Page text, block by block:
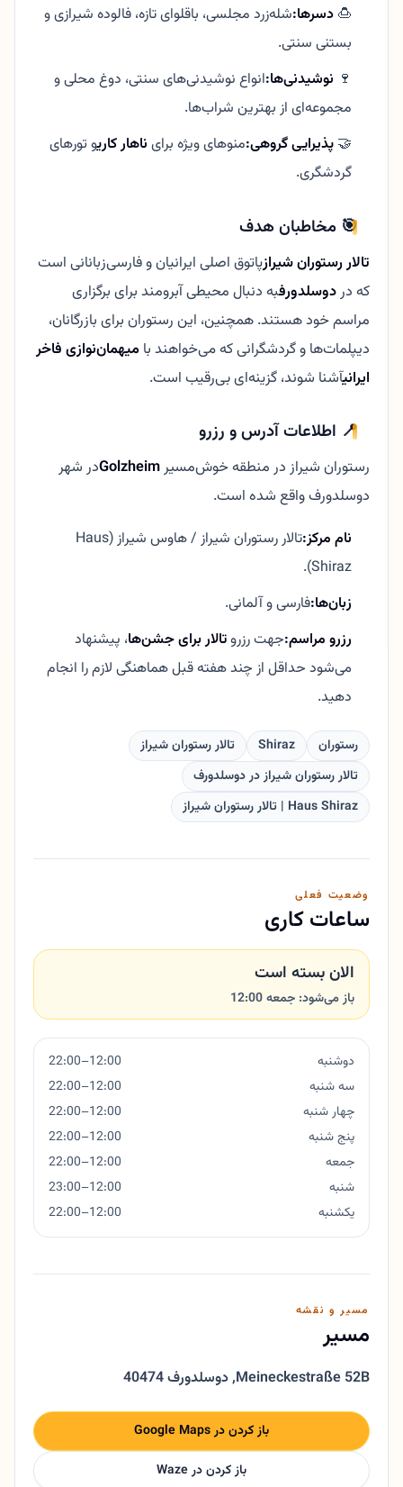
🍮 دسرها:شله‌زرد مجلسی، باقلوای تازه، فالوده شیرازی و
بستنی سنتی.
🍷 نوشیدنی‌ها:انواع نوشیدنی‌های سنتی، دوغ محلی و
مجموعه‌ای از بهترین شراب‌ها.
🤝 پذیرایی گروهی:منوهای ویژه برای ناهار کاریو تورهای
گردشگری.
🎯 مخاطبان هدف
تالار رستوران شیرازپاتوق اصلی ایرانیان و فارسی‌زبانانی است
که دردوسلدورفبه دنبال محیطی آبرومند برای برگزاری
مراسم خود هستند. همچنین، این رستوران برای بازرگانان،
دیپلمات‌ها و گردشگرانی که می‌خواهند با میهمان‌نوازی فاخر
ایرانیآشنا شوند، گزینه‌ای بی‌رقیب است.
📍 اطلاعات آدرس و رزرو
رستوران شیراز در منطقه خوش‌مسیرGolzheimدر شهر
دوسلدورف واقع شده است.
نام مرکز:
تالار رستوران شیراز / هاوس شیراز (Haus
Shiraz).
زبان‌ها:فارسی و آلمانی.
رزرو مراسم:جهت رزروتالار برای جشن‌ها، پیشنهاد
می‌شود حداقل از چند هفته قبل هماهنگی لازم را انجام
دهید.
رستوران Shiraz
تالار رستوران شیراز
تالار رستوران شیراز در دوسلدورف
Haus Shiraz | تالار رستوران شیراز
وضعیت فعلی
ساعات کاری
الان بسته است
باز می‌شود: جمعه 12:00
دوشنبه
12:00–22:00
سه شنبه
12:00–22:00
چهار شنبه
12:00–22:00
پنج شنبه
12:00–22:00
جمعه
12:00–22:00
شنبه
12:00–23:00
یکشنبه
12:00–22:00
مسیر و نقشه
مسیر
Meineckestraße 52B
,40474 دوسلدورف
باز کردن در Google Maps
باز کردن در Waze